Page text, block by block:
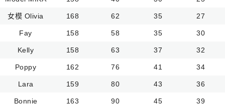
女模 Olivia 168 62 35 27
Fay 158 58 35 30
Kelly 158 63 37 32
Poppy 162 76 41 34
Lara 159 80 43 36
Bonnie 163 90 45 39